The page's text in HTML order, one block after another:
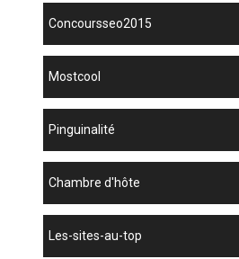
concoursseo2015
mostcool
Pinguinalité
chambre d'hôte
les-sites-au-top